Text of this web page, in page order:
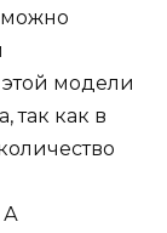
можно
модели
так как в
А